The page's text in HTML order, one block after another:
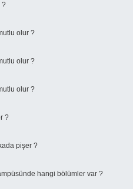
?
olur ?
olur ?
olur ?
?
pişer ?
hangi bölümler var ?